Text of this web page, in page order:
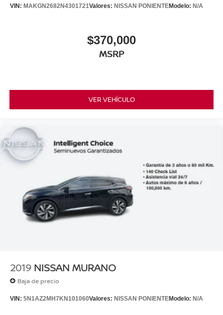
VIN: MAKGN2682N4301721Valores: NISSAN PONIENTEModelo: N/A
$370,000
MSRP
VER VEHÍCULO
2019 NISSAN MURANO
Baja de precio
VIN: 5N1AZ2MH7KN101060Valores: NISSAN PONIENTEModelo: N/A